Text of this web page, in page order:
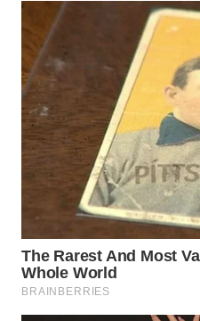
WN
TAPANULI
UTARA
WN
SAMOSIR
WN
PADANG
LAWAS
WN
SUMEDANG